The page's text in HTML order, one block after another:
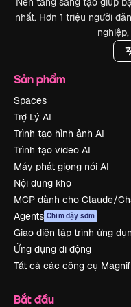
nhất. Hơn 1 triệu người
Sản phẩm
Spaces
Trợ Lý AI
Trình tạo hình ảnh AI
Trình tạo video AI
Máy phát giọng nói AI
Nội dung kho
MCP dành cho Claude/
Agents Chim dậy sớm
Giao diện lập trình ứng
Ứng dụng di động
Tất cả các công cụ
Bắt đầu